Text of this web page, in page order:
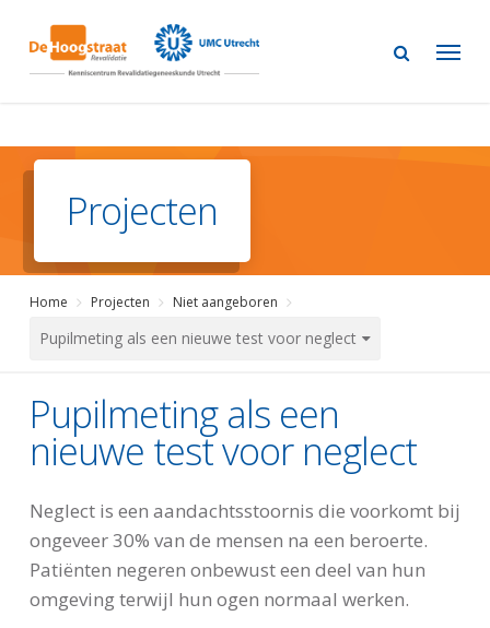
main
Projecten
Home Projecten Niet aangeboren
Pupilmeting als een nieuwe test voor neglect
Pupilmeting als een
nieuwe test voor neglect
Neglect is een aandachtsstoornis die voorkomt bij
ongeveer 30% van de mensen na een beroerte.
Patiënten negeren onbewust een deel van hun
omgeving terwijl hun ogen normaal werken.